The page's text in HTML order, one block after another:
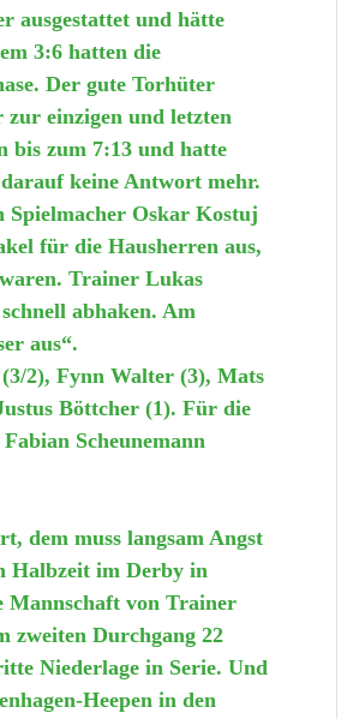
ausgestattet und hätte
3:6 hatten die
Der gute Torhüter
einzigen und letzten
bis zum 7:13 und hatte
keine Antwort mehr.
Spielmacher Oskar Kostuj
für die Hausherren aus,
Trainer Lukas
abhaken. Am
aus“.
2), Fynn Walter (3), Mats
Böttcher (1). Für die
Scheunemann
dem muss langsam Angst
Halbzeit im Derby in
Mannschaft von Trainer
zweiten Durchgang 22
Niederlage in Serie. Und
Heepen in den